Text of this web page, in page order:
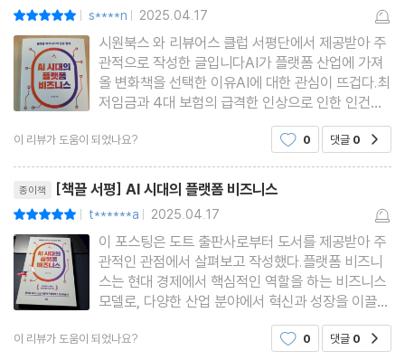
제5장 후발 플랫폼의 생존 전략
새로운 가치
독점 계약
전략적 비대칭 가격 정책
제6장 플랫폼은 어떻게 돈을 벌까?
수수료 수익
광고 수익
가입비 수익
구독 수익
| s****n | 2025.04.17
시원북스 와 리뷰어스 클럽 서평단에서 제공받아 주
관적으로 작성한 글입니다AI가 플랫폼 산업에 가져
올 변화책을 선택한 이유AI에 대한 관심이 뜨겁다.최
저임금과 4대 보험의 급격한 인상으로 인한 인건비
급등으로과거처럼 사람을 고용할 수 없다.어렵고, 힘
들고,.지저분한 일을 하지 않겠다는 삐뚤어진 사고를
헌신하던 근로 윤리가
이 리뷰가 도움이 되었나요? 0 댓글 0
종이책 [책끌 서평] AI 시대의 플랫폼 비즈니스
| t******a | 2025.04.17
이 포스팅은 도트 출판사로부터 도서를 제공받아 주
관적인 관점에서 살펴보고 작성했다.플랫폼 비즈니
스는 현대 경제에서 핵심적인 역할을 하는 비즈니스
모델로, 다양한 산업 분야에서 혁신과 성장을 이끌고
있다. 대표적인 온라인 쇼핑몰인 아마존(Amazon)
을 비롯해 숙박 중개 플랫폼인 에어비앤비(Airbnb),
이 리뷰가 도움이 되었나요? 0 댓글 0